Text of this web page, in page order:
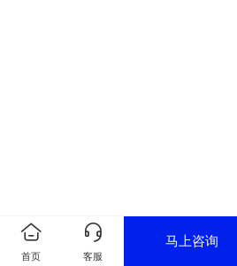
首页 客服
马上咨询